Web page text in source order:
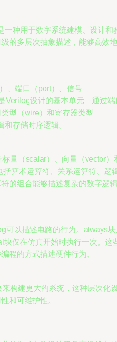
一种用于数字系统建模、设计和
的多层次抽象描述，能够高效地
、端口（port）、信号
Verilog设计的基本单元，通过端
型（wire）和寄存器类型
存储时序逻辑。
量（scalar）、向量（vector）
算术运算符、关系运算符、逻
的组合能够描述复杂的数字逻辑
可以描述电路的行为。always块
块仅在仿真开始时执行一次。这
程的方式描述硬件行为。
构建更大的系统，这种层次化
和可维护性。